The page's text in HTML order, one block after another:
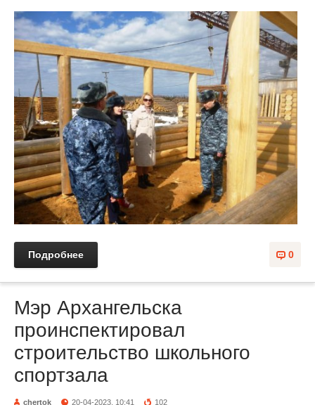
0
Подробнее
Мэр Архангельска
проинспектировал
строительство школьного
спортзала
chertok 20-04-2023, 10:41 102